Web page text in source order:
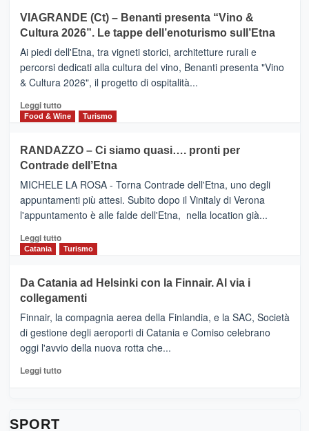
Anche
la
Alcantara
nei
primi
nella
classifica
IL
SAN
DOMENICO
PALACE
TAORMINA,
UN
HOTEL
FOUR
IL
NUOVO
SUMMER
CLUB
VIAGRANDE (Ct) – Benanti presenta “Vino &
Cultura 2026”. Le tappe dell’enoturismo sull’Etna
Ai piedi dell'Etna, tra vigneti storici, architetture rurali e
percorsi dedicati alla cultura del vino, Benanti presenta "Vino
& Cultura 2026", il progetto di ospitalità...
Leggi tuttoLeggi
di
VIAGRANDE
(Ct)
–
Benanti
presenta
“Vino
&
Cultura
tappe
dell’enoturismo
Food & Wine Turismo
RANDAZZO – Ci siamo quasi…. pronti per
Contrade dell’Etna
MICHELE LA ROSA - Torna Contrade dell'Etna, uno degli
appuntamenti più attesi. Subito dopo il Vinitaly di Verona
l'appuntamento è alle falde dell'Etna, nella location già...
Leggi tuttoLeggi
di
RANDAZZO
–
Ci
siamo
quasi….
pronti
per
Catania Turismo
Da Catania ad Helsinki con la Finnair. Al via i
collegamenti
Finnair, la compagnia aerea della Finlandia, e la SAC, Società
di gestione degli aeroporti di Catania e Comiso celebrano
oggi l'avvio della nuova rotta che...
Leggi tuttoLeggi
SPORT